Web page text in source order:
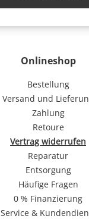
Onlineshop
Bestellung
Versand und
Zahlung
Retoure
Vertrag widerrufen
Reparatur
Entsorgung
Häufige Fragen
0 % Finanzierung
Service &